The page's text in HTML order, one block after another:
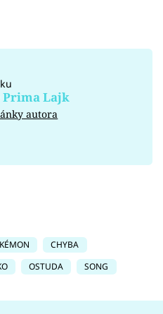
Prima Lajk
autora
CHYBA
OSTUDA SONG